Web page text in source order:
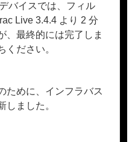
バイスでは、フィル
Live 3.4.4 より 2 分
、最終的には完了しま
ください。
ために、インフラバス
しました。